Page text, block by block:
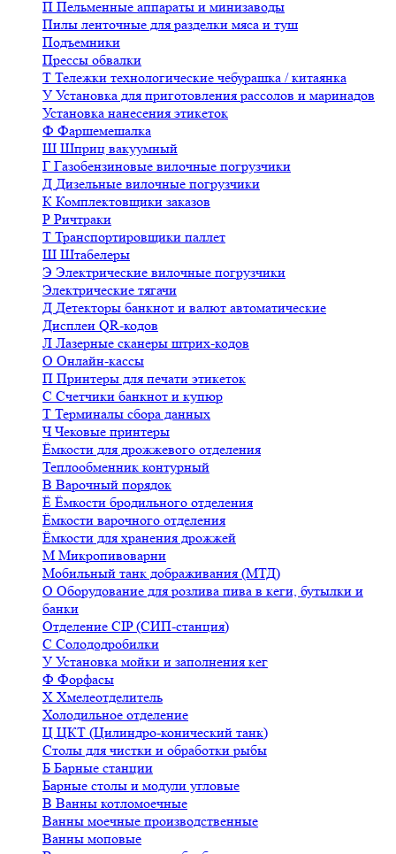
П Пельменные аппараты и минизаводы
Пилы ленточные для разделки мяса и туш
Подъемники
Прессы обвалки
Т Тележки технологические чебурашка / китаянка
У Установка для приготовления рассолов и маринадов
Установка нанесения этикеток
Ф Фаршемешалка
Ш Шприц вакуумный
Г Газобензиновые вилочные погрузчики
Д Дизельные вилочные погрузчики
К Комплектовщики заказов
Р Ричтраки
Т Транспортировщики паллет
Ш Штабелеры
Э Электрические вилочные погрузчики
Электрические тягачи
Д Детекторы банкнот и валют автоматические
Дисплеи QR-кодов
Л Лазерные сканеры штрих-кодов
О Онлайн-кассы
П Принтеры для печати этикеток
С Счетчики банкнот и купюр
Т Терминалы сбора данных
ЧЧековые принтеры
Ёмкости для дрожжевого отделения
Теплообменник контурный
В Варочный порядок
Ё Ёмкости бродильного отделения
Ёмкости варочного отделения
Ёмкости для хранения дрожжей
М Микропивоварни
Мобильный танк дображивания (МТД)
О Оборудование для розлива пива в кеги, бутылки и
банки
Отделение CIP (СИП-станция)
С Солододробилки
У Установка мойки и заполнения кег
Ф Форфасы
Х Хмелеотделитель
Холодильное отделение
Ц ЦКТ (Цилиндро-конический танк)
Столы для чистки и обработки рыбы
Б Барные станции
Барные столы и модули угловые
В Ванны котломоечные
Ванны моечные производственные
Ванны моповые